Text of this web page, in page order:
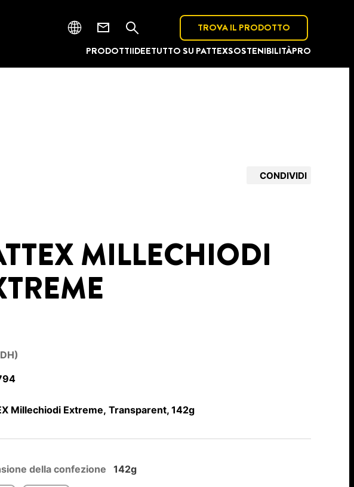
PRODOTTIIDEETUTTO SU PATTEXSOSTENIBILITÀPRO
TROVA IL PRODOTTO
CONDIVIDI
MILLECHIODI
Millechiodi Extreme, Transparent, 142g
della confezione 142g